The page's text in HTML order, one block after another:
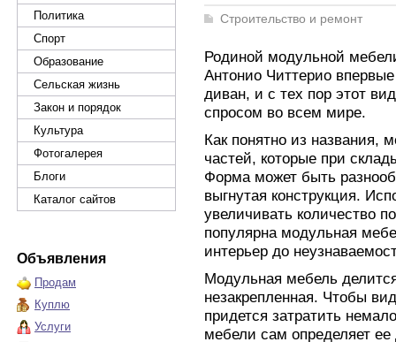
Политика
Спорт
Образование
Сельская жизнь
Закон и порядок
Культура
Фотогалерея
Блоги
Каталог сайтов
Объявления
Продам
Куплю
Услуги
Строительство и ремонт
Родиной модульной
Антонио Читтерио
диван, и с тех пор этот
спросом во всем мире.
Как понятно из названия,
частей, которые при
Форма может быть
выгнутая конструкция.
увеличивать количество
популярна модульная
интерьер до
Модульная мебель
незакрепленная. Чтобы
придется затратить
мебели сам определяет